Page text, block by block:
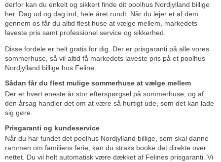
derfor kan du enkelt og sikkert finde dit poolhus Nordjylland billige
her. Dag ud og dag ind, hele året rundt. Når du lejer et af dem
gennem os får du altid flest huse at vælge mellem, markedets
laveste pris samt professionel service og sikkerhed.
Disse fordele er helt gratis for dig. Der er prisgaranti på alle vores
sommerhuse, så vil altid få markedets laveste pris på et poolhus
Nordjylland billige hos Feline.
Sådan får du flest mulige sommerhuse at vælge mellem
Der er hvert eneste år stor efterspørgsel på sommerhuse, og af
den årsag handler det om at være så hurtigt ude, som det kan lade
sig gøre.
Prisgaranti og kundeservice
Når du har fundet det poolhus Nordjylland billige, som skal danne
rammen om familiens ferie, kan du straks booke det direkte over
nettet. Du vil helt automatisk være dækket af Felines prisgaranti. Vi